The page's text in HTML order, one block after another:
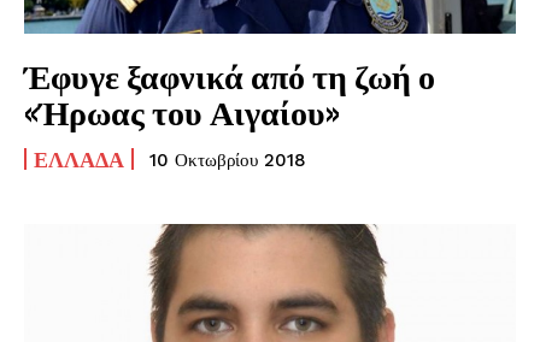
Έφυγε ξαφνικά από τη ζωή ο
«Ήρωας του Αιγαίου»
ΕΛΛΆΔΑ 10 Οκτωβρίου 2018